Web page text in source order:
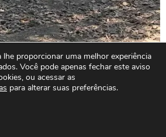
proporcionar uma melhor experiência
Você pode apenas fechar este aviso
ou acessar as
para alterar suas preferências.